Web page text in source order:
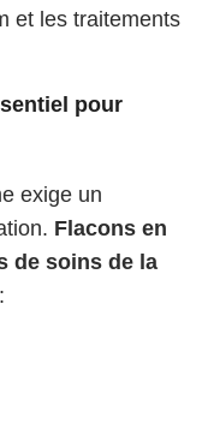
et les traitements
pour
exige un
Flacons en
de soins de la